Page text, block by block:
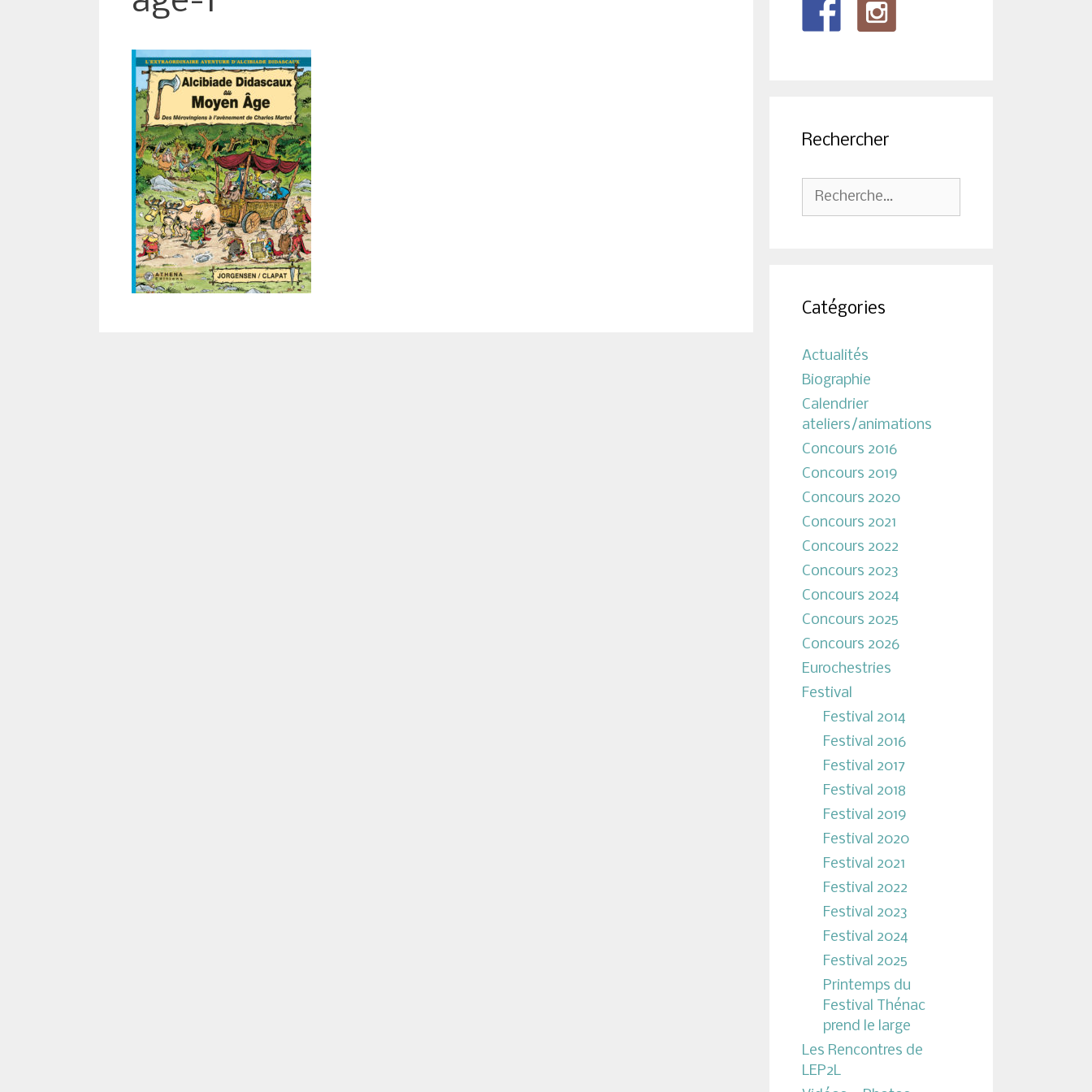
Rechercher
Rechercher :
Catégories
Actualités
Biographie
Calendrier
ateliers/animations
Concours 2016
Concours 2019
Concours 2020
Concours 2021
Concours 2022
Concours 2023
Concours 2024
Concours 2025
Concours 2026
Eurochestries
Festival
Festival 2014
Festival 2016
Festival 2017
Festival 2018
Festival 2019
Festival 2020
Festival 2021
Festival 2022
Festival 2023
Festival 2024
Festival 2025
Printemps du
Festival Thénac
prend le large
Les Rencontres de
LEP2L